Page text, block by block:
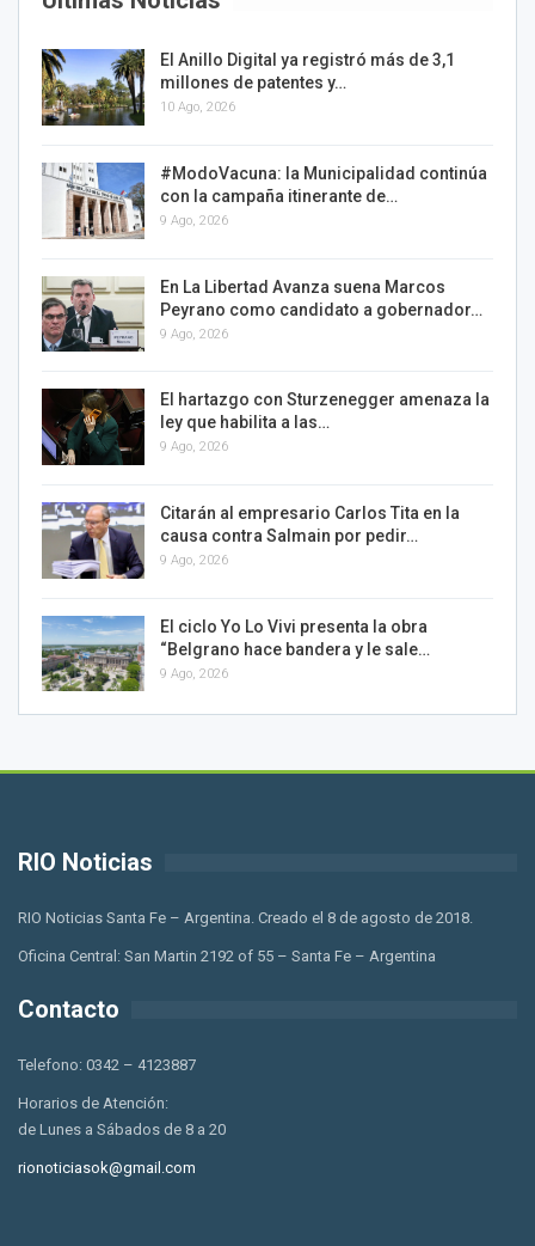
El Anillo Digital ya registró más de 3,1
millones de patentes y…
10 Ago, 2026
#ModoVacuna: la Municipalidad continúa
con la campaña itinerante de…
9 Ago, 2026
En La Libertad Avanza suena Marcos
Peyrano como candidato a gobernador…
9 Ago, 2026
El hartazgo con Sturzenegger amenaza la
ley que habilita a las…
9 Ago, 2026
Citarán al empresario Carlos Tita en la
causa contra Salmain por pedir…
9 Ago, 2026
El ciclo Yo Lo Vivi presenta la obra
“Belgrano hace bandera y le sale…
9 Ago, 2026
RIO Noticias
RIO Noticias Santa Fe – Argentina. Creado el 8 de agosto de 2018.
Oficina Central: San Martin 2192 of 55 – Santa Fe – Argentina
Contacto
Telefono: 0342 – 4123887
Horarios de Atención:
de Lunes a Sábados de 8 a 20
rionoticiasok@gmail.com